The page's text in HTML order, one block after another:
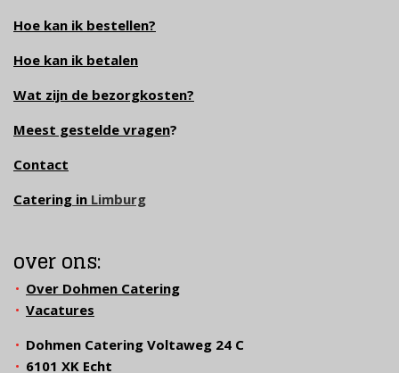
Hoe kan ik bestellen?
Hoe kan ik betalen
Wat zijn de bezorgkosten?
Meest gestelde vragen?
Contact
Catering in Limburg
over ons:
Over Dohmen Catering
Vacatures
Dohmen Catering Voltaweg 24 C
6101 XK Echt